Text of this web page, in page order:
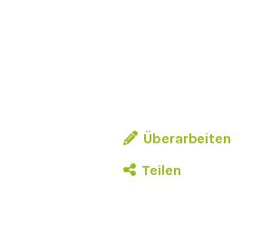
Überarbeiten
Teilen